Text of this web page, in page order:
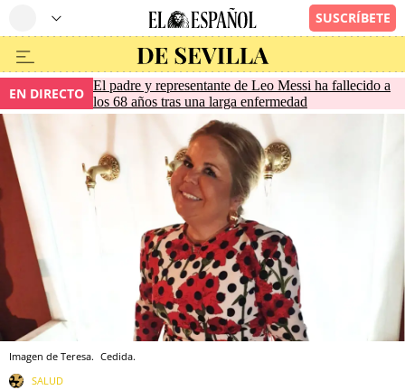
EN DIRECTO El padre y representante de Leo Messi ha fallecido a
los 68 años tras una larga enfermedad
Imagen de Teresa. Cedida.
SALUD